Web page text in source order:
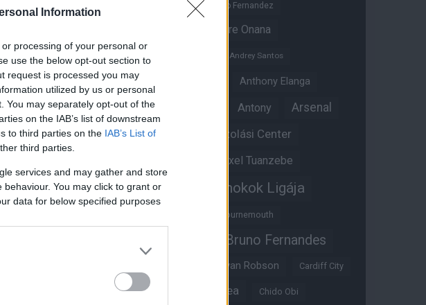
Information
processing of your personal or
use the below opt-out section to
request is processed you may
utilized by us or personal
You may separately opt-out of the
on the IAB’s list of downstream
to third parties on the IAB’s List of
third parties.
services and may gather and store
You may click to grant or
data for below specified purposes
Alvaro Fernandez
Andre Onana
Andreas Pereira
Andrey Santos
Angol válogatott Anthony Elanga
Anthony Martial Antony Arsenal
Aston Villa Átigazolási Center
Axel Tuanzebe
Ayden Heaven Bajnokok Ligája
Bournemouth
Bruno Fernandes
Bryan Robson Cardiff City
Casemiro Chelsea Chido Obi